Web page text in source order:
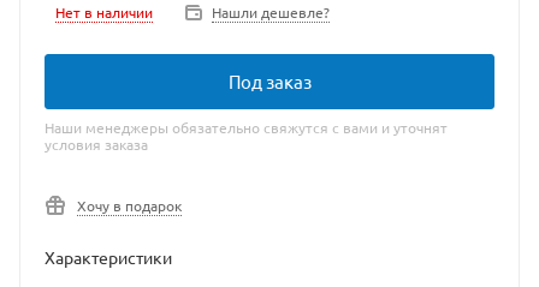
Нет в наличии Нашли дешевле?
Под заказ
Наши менеджеры обязательно свяжутся с вами и уточнят
условия заказа
Хочу в подарок
Характеристики